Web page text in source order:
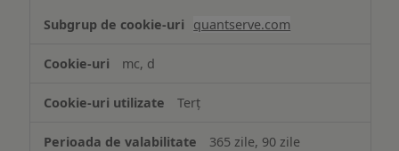
quantserve.com
mc, d
Terț
365 zile, 90 zile